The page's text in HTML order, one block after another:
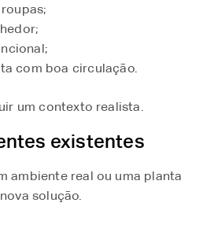
com boa circulação.
um contexto realista.
existentes
ambiente real ou uma planta
solução.